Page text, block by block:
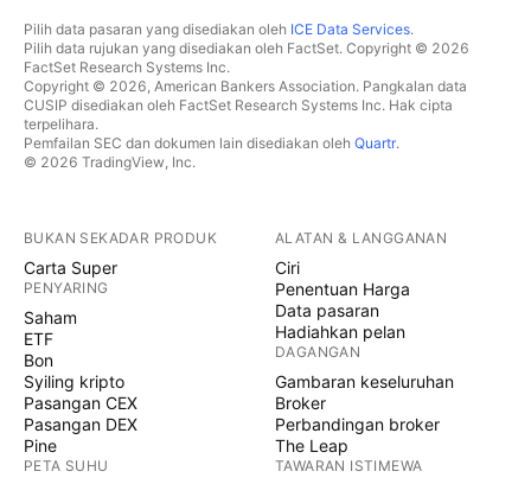
Pilih data pasaran yang disediakan oleh ICE Data Services.
Pilih data rujukan yang disediakan oleh FactSet. Copyright © 2026
FactSet Research Systems Inc.
Copyright © 2026, American Bankers Association. Pangkalan data
CUSIP disediakan oleh FactSet Research Systems Inc. Hak cipta
terpelihara.
Pemfailan SEC dan dokumen lain disediakan oleh Quartr.
© 2026 TradingView, Inc.
BUKAN SEKADAR PRODUK
Carta Super
PENYARING
Saham
ETF
Bon
Syiling kripto
Pasangan CEX
Pasangan DEX
Pine
PETA SUHU
ALATAN & LANGGANAN
Ciri
Penentuan Harga
Data pasaran
Hadiahkan pelan
DAGANGAN
Gambaran keseluruhan
Broker
Perbandingan broker
The Leap
TAWARAN ISTIMEWA